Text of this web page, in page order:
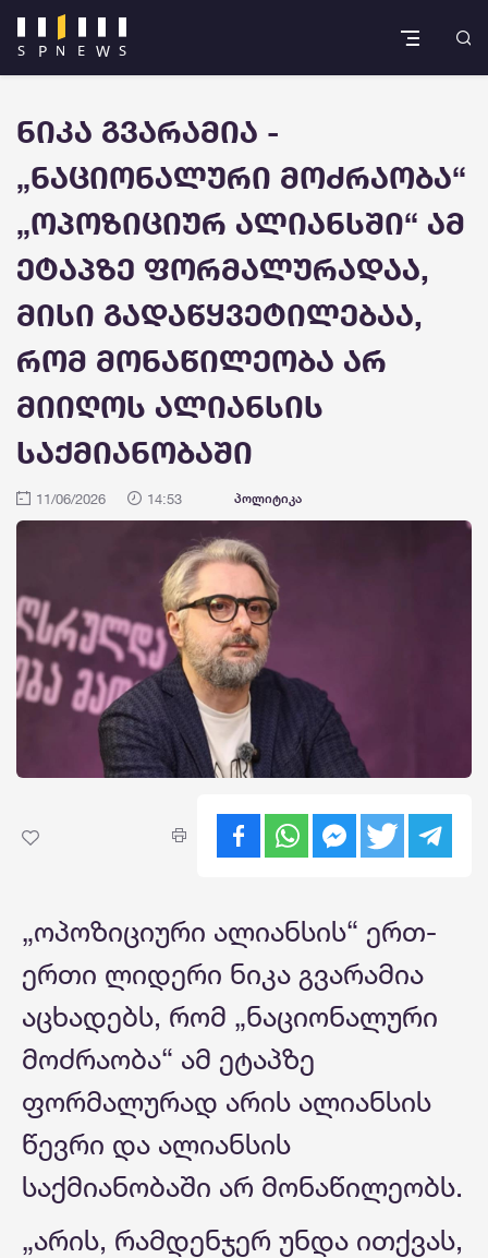
ნიკა გვარამია -
„ნაციონალური მოძრაობა“
„ოპოზიციურ ალიანსში“ ამ
ეტაპზე ფორმალურადაა,
მისი გადაწყვეტილებაა,
რომ მონაწილეობა არ
მიიღოს ალიანსის
საქმიანობაში
11/06/2026 14:53 პოლიტიკა
„ოპოზიციური ალიანსის“ ერთ-
ერთი ლიდერი ნიკა გვარამია
აცხადებს, რომ „ნაციონალური
მოძრაობა“ ამ ეტაპზე
ფორმალურად არის ალიანსის
წევრი და ალიანსის
საქმიანობაში არ მონაწილეობს.
„არის, რამდენჯერ უნდა ითქვას,